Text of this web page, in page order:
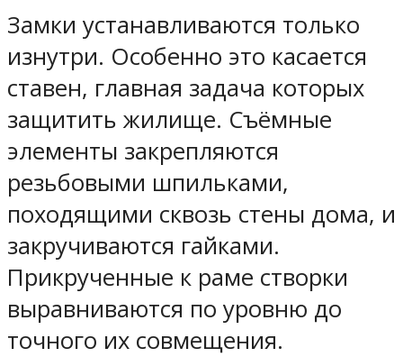
Замки устанавливаются только
изнутри. Особенно это касается
ставен, главная задача которых
защитить жилище. Съёмные
элементы закрепляются
резьбовыми шпильками,
походящими сквозь стены дома, и
закручиваются гайками.
Прикрученные к раме створки
выравниваются по уровню до
точного их совмещения.